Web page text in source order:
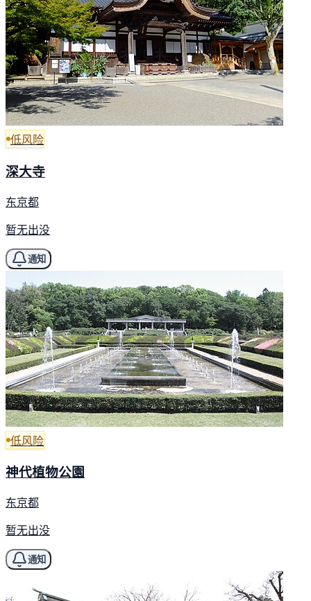
低风险
深大寺
东京都
暂无出没
通知
低风险
神代植物公園
东京都
暂无出没
通知